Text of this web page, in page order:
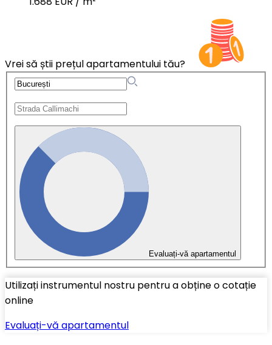
Vrei să știi prețul apartamentului tău?
Evaluați-vă apartamentul
Utilizați instrumentul nostru pentru a obține o cotație
online
Evaluați-vă apartamentul